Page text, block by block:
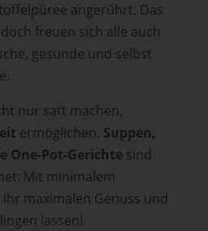
angerührt. Das
freuen sich alle auch
gesunde und selbst
nur satt machen,
ermöglichen. Suppen,
One-Pot-Gerichte sind
Mit minimalem
maximalen Genuss und
lassen!